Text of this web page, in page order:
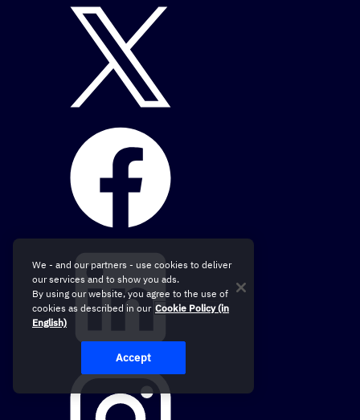
We - and our partners - use cookies to deliver
our services and to show you ads.
By using our website, you agree to the use of
cookies as described in our Cookie Policy (in
English)
Accept